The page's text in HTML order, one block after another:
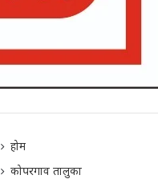
होम
कोपरगाव तालुका